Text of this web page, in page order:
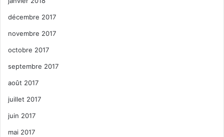
décembre 2017
novembre 2017
octobre 2017
septembre 2017
août 2017
juillet 2017
juin 2017
mai 2017